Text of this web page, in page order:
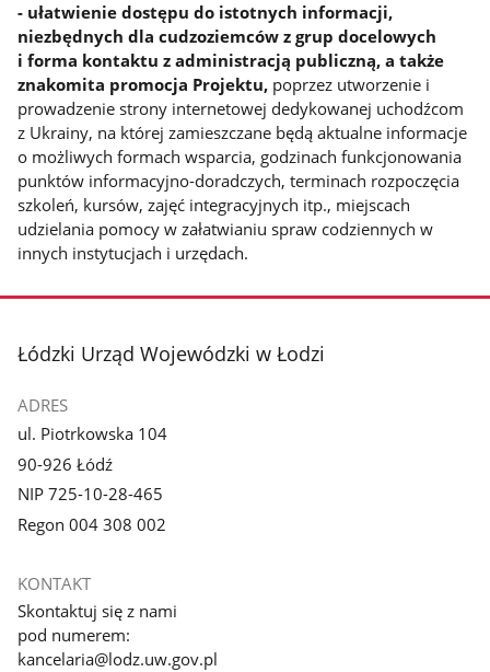
- ułatwienie dostępu do istotnych informacji,
niezbędnych dla cudzoziemców z grup docelowych
i forma kontaktu z administracją publiczną, a także
znakomita promocja Projektu, poprzez utworzenie i
prowadzenie strony internetowej dedykowanej uchodźcom
z Ukrainy, na której zamieszczane będą aktualne informacje
o możliwych formach wsparcia, godzinach funkcjonowania
punktów informacyjno-doradczych, terminach rozpoczęcia
szkoleń, kursów, zajęć integracyjnych itp., miejscach
udzielania pomocy w załatwianiu spraw codziennych w
innych instytucjach i urzędach.
stopka
Łódzki Urząd Wojewódzki w Łodzi
ADRES
ul. Piotrkowska 104
90-926 Łódź
NIP 725-10-28-465
Regon 004 308 002
KONTAKT
Skontaktuj się z nami
pod numerem:
kancelaria@lodz.uw.gov.pl